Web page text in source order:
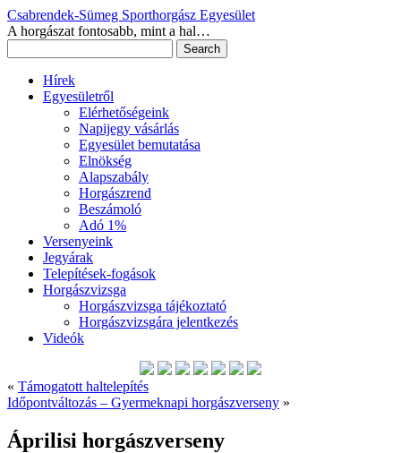
Csabrendek-Sümeg Sporthorgász Egyesület
A horgászat fontosabb, mint a hal…
Hírek
Egyesületről
Elérhetőségeink
Napijegy vásárlás
Egyesület bemutatása
Elnökség
Alapszabály
Horgászrend
Beszámoló
Adó 1%
Versenyeink
Jegyárak
Telepítések-fogások
Horgászvizsga
Horgászvizsga tájékoztató
Horgászvizsgára jelentkezés
Videók
« Támogatott haltelepítés
Időpontváltozás – Gyermeknapi horgászverseny »
Áprilisi horgászverseny